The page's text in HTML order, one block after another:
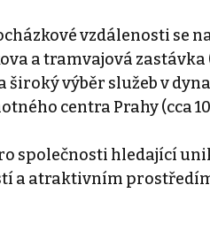
vzdálenosti se
a tramvajová
široký výběr služeb v
centra Prahy (cca
společnosti hledající
a atraktivním